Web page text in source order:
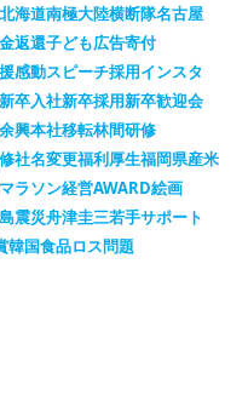
海道南極大陸横断隊名古屋
返還子ども広告寄付
感動スピーチ採用インスタ
卒入社新卒採用新卒歓迎会
興本社移転林間研修
社名変更福利厚生福岡県産米
ラソン経営AWARD絵画
震災舟津圭三若手サポート
韓国食品ロス問題